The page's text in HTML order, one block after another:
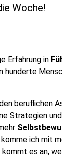
Woche!
Erfahrung in
hunderte
beruflichen
Strategien
komme ich mit
es an,